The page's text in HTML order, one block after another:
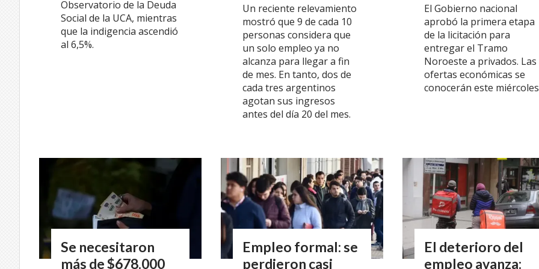
Observatorio de la Deuda
Social de la UCA, mientras
que la indigencia ascendió
al 6,5%.
Un reciente relevamiento
mostró que 9 de cada 10
personas considera que
un solo empleo ya no
alcanza para llegar a fin
de mes. En tanto, dos de
cada tres argentinos
agotan sus ingresos
antes del día 20 del mes.
El Gobierno nacional
aprobó la primera etapa
de la licitación para
entregar el Tramo
Noroeste a privados. Las
ofertas económicas se
conocerán este
Se necesitaron
más de $678.000
Empleo formal: se
perdieron casi
El deterioro del
empleo avanza: